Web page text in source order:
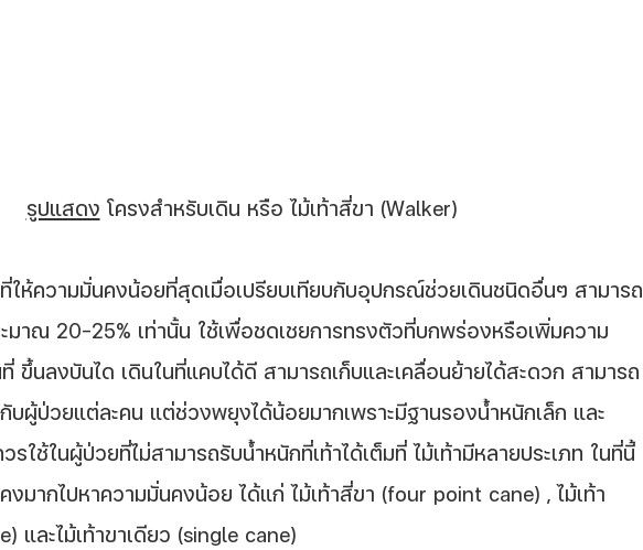
รูปแสดง โครงสำหรับเดิน หรือ ไม้เท้าสี่ขา (Walker)
ให้ความมั่นคงน้อยที่สุดเมื่อเปรียบเทียบกับอุปกรณ์ช่วยเดินชนิดอื่นๆ สามารถ
มาณ 20-25% เท่านั้น ใช้เพื่อชดเชยการทรงตัวที่บกพร่องหรือเพิ่มความ
ขึ้นลงบันได เดินในที่แคบได้ดี สามารถเก็บและเคลื่อนย้ายได้สะดวก สามารถ
บผู้ป่วยแต่ละคน แต่ช่วงพยุงได้น้อยมากเพราะมีฐานรองน้ำหนักเล็ก และ
ใช้ในผู้ป่วยที่ไม่สามารถรับน้ำหนักที่เท้าได้เต็มที่ ไม้เท้ามีหลายประเภท ในที่นี้
งมากไปหาความมั่นคงน้อย ได้แก่ ไม้เท้าสี่ขา (four point cane) , ไม้เท้า
และไม้เท้าขาเดียว (single cane)